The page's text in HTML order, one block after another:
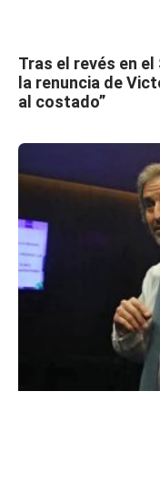
Tras el revés en
la renuncia de
al costado”